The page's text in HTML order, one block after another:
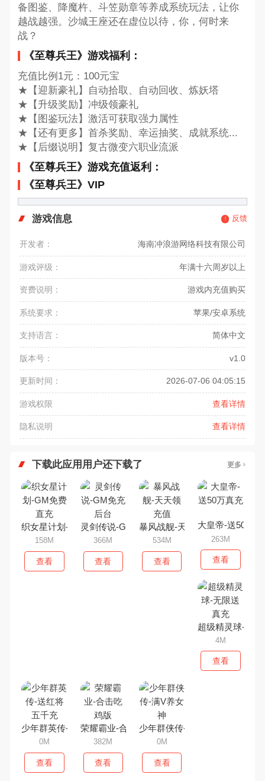
备图鉴、降魔杵、斗笠勋章等养成系统玩法，让你
越战越强。沙城王座还在虚位以待，你，何时来
战？
《至尊兵王》游戏福利：
充值比例1元：100元宝
★【迎新豪礼】自动拾取、自动回收、炼妖塔
★【升级奖励】冲级领豪礼
★【图鉴玩法】激活可获取强力属性
★【还有更多】首杀奖励、幸运抽奖、成就系统...
★【后缀说明】复古微变六职业流派
《至尊兵王》游戏充值返利：
《至尊兵王》VIP
游戏信息 反馈
开发者： 海南冲浪游网络科技有限公司
游戏评级： 年满十六周岁以上
资费说明： 游戏内充值购买
系统要求： 苹果/安卓系统
支持语言： 简体中文
版本号： v1.0
更新时间： 2026-07-06 04:05:15
游戏权限 查看详情
隐私说明 查看详情
下载此应用用户还下载了 更多
织女星计划-GM免费直充
158M
查看
灵剑传说-GM免充后台
366M
查看
暴风战舰-天天领充值
534M
查看
大皇帝-送50万
263M
查看
超级精灵球-无
4M
查看
少年群英传-送红将五千充
0M
查看
荣耀霸业-合击吃鸡版
382M
查看
少年群侠传-满V养女神
0M
查看